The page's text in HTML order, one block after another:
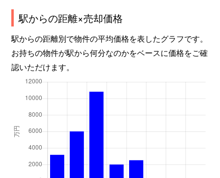
駅からの距離×売却価格
駅からの距離別で物件の平均価格を表したグラフです。
お持ちの物件が駅から何分なのかをベースに価格をご確
認いただけます。